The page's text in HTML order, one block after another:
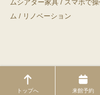
ムシアター家具 / スマホで
ム / リノベーション
Copyright © ホームシ
トップへ 来館予約